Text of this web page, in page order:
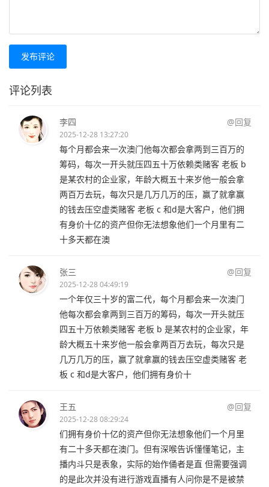
发布评论
评论列表
李四 @回复
2025-12-28 13:27:20
每个月都会来一次澳门他每次都会拿两到三百万的
筹码，每次一开头就压四五十万依赖类赌客 老板 b
是某农村的企业家，年龄大概五十来岁他一般会拿
两百万去玩，每次只是几万几万的压，赢了就拿赢
的钱去压空虚类赌客 老板 c 和d是大客户，他们拥
有身价十亿的资产但你无法想象他们一个月里有二
十多天都在澳
张三 @回复
2025-12-28 04:49:19
一个年仅三十岁的富二代，每个月都会来一次澳门
他每次都会拿两到三百万的筹码，每次一开头就压
四五十万依赖类赌客 老板 b 是某农村的企业家，年
龄大概五十来岁他一般会拿两百万去玩，每次只是
几万几万的压，赢了就拿赢的钱去压空虚类赌客 老
板 c 和d是大客户，他们拥有身价十
王五 @回复
2025-12-28 08:29:24
们拥有身价十亿的资产但你无法想象他们一个月里
有二十多天都在澳门。但有深喉告诉懂懂笔记，主
播内斗只是表象，实际的始作俑者是直 但需要强调
的是此次并没有进行游戏直播有人问你是不是被禁